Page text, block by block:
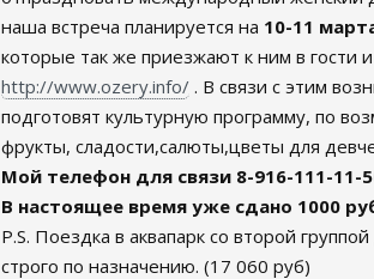
наша встреча планируется на 10-11
которые так же приезжают к ним в гости
http://www.ozery.info/ . В связи с этим
подготовят культурную программу, по
фрукты, сладости,салюты,цветы для
Мой телефон для связи 8-916-111-11-
В настоящее время уже сдано 1000
P.S. Поездка в аквапарк со второй
строго по назначению. (17 060 руб)